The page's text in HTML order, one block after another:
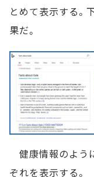
とめて表示する。
果だ。
健康情報のよう
ぞれを表示する。